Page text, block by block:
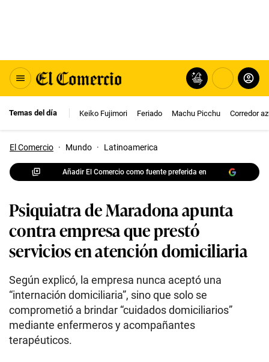
Temas del día Keiko Fujimori Feriado Machu Picchu Corredor
El Comercio · Mundo · Latinoamerica
Añadir El Comercio como fuente preferida en
Psiquiatra de Maradona apunta
contra empresa que prestó
servicios en atención domiciliaria
Según explicó, la empresa nunca aceptó una
“internación domiciliaria”, sino que solo se
comprometió a brindar “cuidados domiciliarios”
mediante enfermeros y acompañantes
terapéuticos.